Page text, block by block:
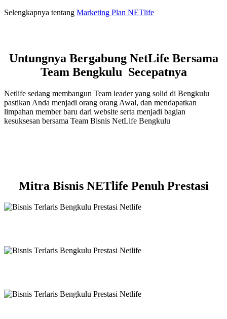
Selengkapnya tentang Marketing Plan NETlife
Untungnya Bergabung NetLife Bersama
Team Bengkulu Secepatnya
Netlife sedang membangun Team leader yang solid di Bengkulu
pastikan Anda menjadi orang orang Awal, dan mendapatkan
limpahan member baru dari website serta menjadi bagian
kesuksesan bersama Team Bisnis NetLife Bengkulu
Mitra Bisnis NETlife Penuh Prestasi